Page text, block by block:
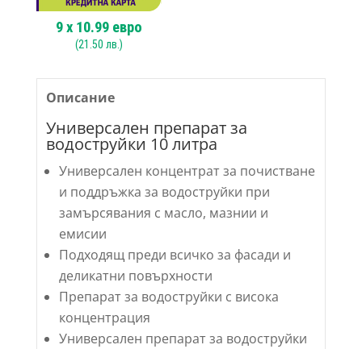
9x 10.99евро
(21.50 лв.)
Описание
Универсален препарат за
водоструйки 10 литра
Универсален концентрат за почистване
и поддръжка за водоструйки при
замърсявания с масло, мазнии и
емисии
Подходящ преди всичко за фасади и
деликатни повърхности
Препарат за водоструйки с висока
концентрация
Универсален препарат за водоструйки